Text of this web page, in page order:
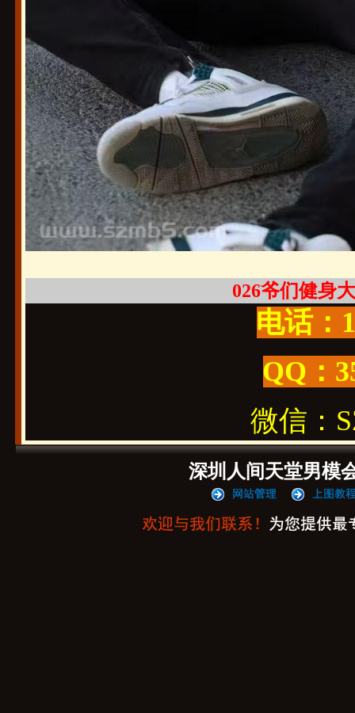
026爷们健身
电话：
QQ：
微信：
深圳人间天堂男模